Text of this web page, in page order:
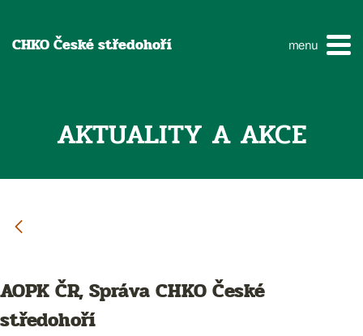
CHKO České středohoří menu
AKTUALITY A AKCE
AOPK ČR, Správa CHKO České
středohoří